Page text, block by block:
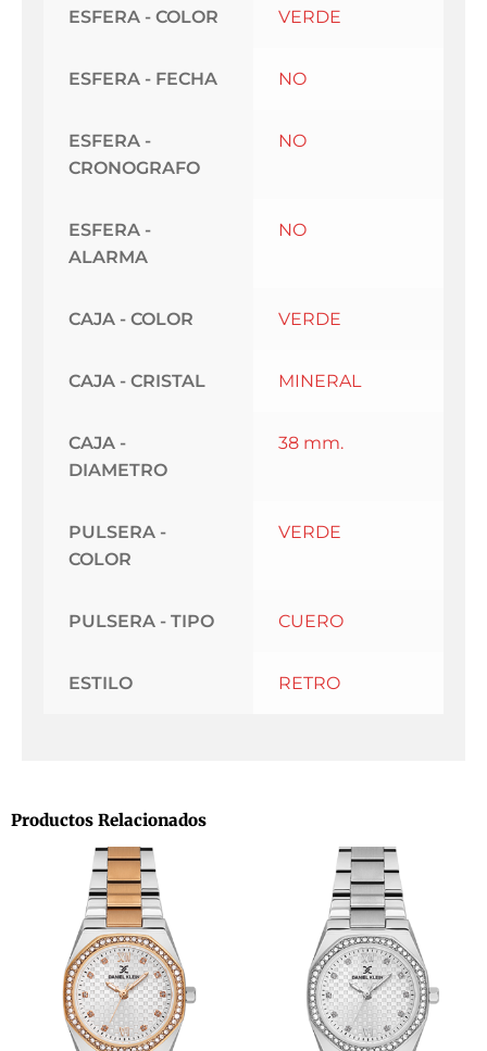
ESFERA - COLOR VERDE
ESFERA - FECHA NO
ESFERA -
CRONOGRAFO
NO
ESFERA -
ALARMA
NO
CAJA - COLOR VERDE
CAJA - CRISTAL MINERAL
CAJA -
DIAMETRO
38 mm.
PULSERA -
COLOR
VERDE
PULSERA - TIPO CUERO
ESTILO RETRO
Productos Relacionados